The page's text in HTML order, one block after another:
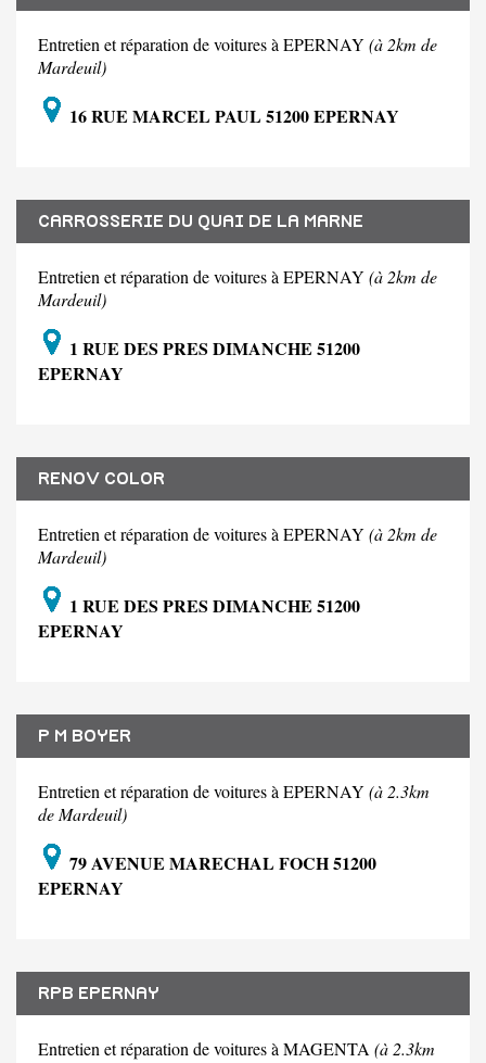
Entretien et réparation de voitures à EPERNAY (à 2km de
Mardeuil)
16 RUE MARCEL PAUL 51200 EPERNAY
CARROSSERIE DU QUAI DE LA MARNE
Entretien et réparation de voitures à EPERNAY (à 2km de
Mardeuil)
1 RUE DES PRES DIMANCHE 51200
EPERNAY
RENOV COLOR
Entretien et réparation de voitures à EPERNAY (à 2km de
Mardeuil)
1 RUE DES PRES DIMANCHE 51200
EPERNAY
P M BOYER
Entretien et réparation de voitures à EPERNAY (à 2.3km
de Mardeuil)
79 AVENUE MARECHAL FOCH 51200
EPERNAY
RPB EPERNAY
Entretien et réparation de voitures à MAGENTA(à 2.3km